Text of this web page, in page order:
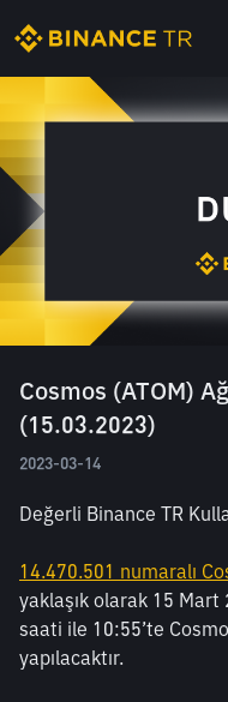
Cosmos (ATOM)
(15.03.2023)
2023-03-14
Değerli Binance TR
14.470.501 numaralı
yaklaşık olarak 15 Mart
saati ile 10:55’te
yapılacaktır.